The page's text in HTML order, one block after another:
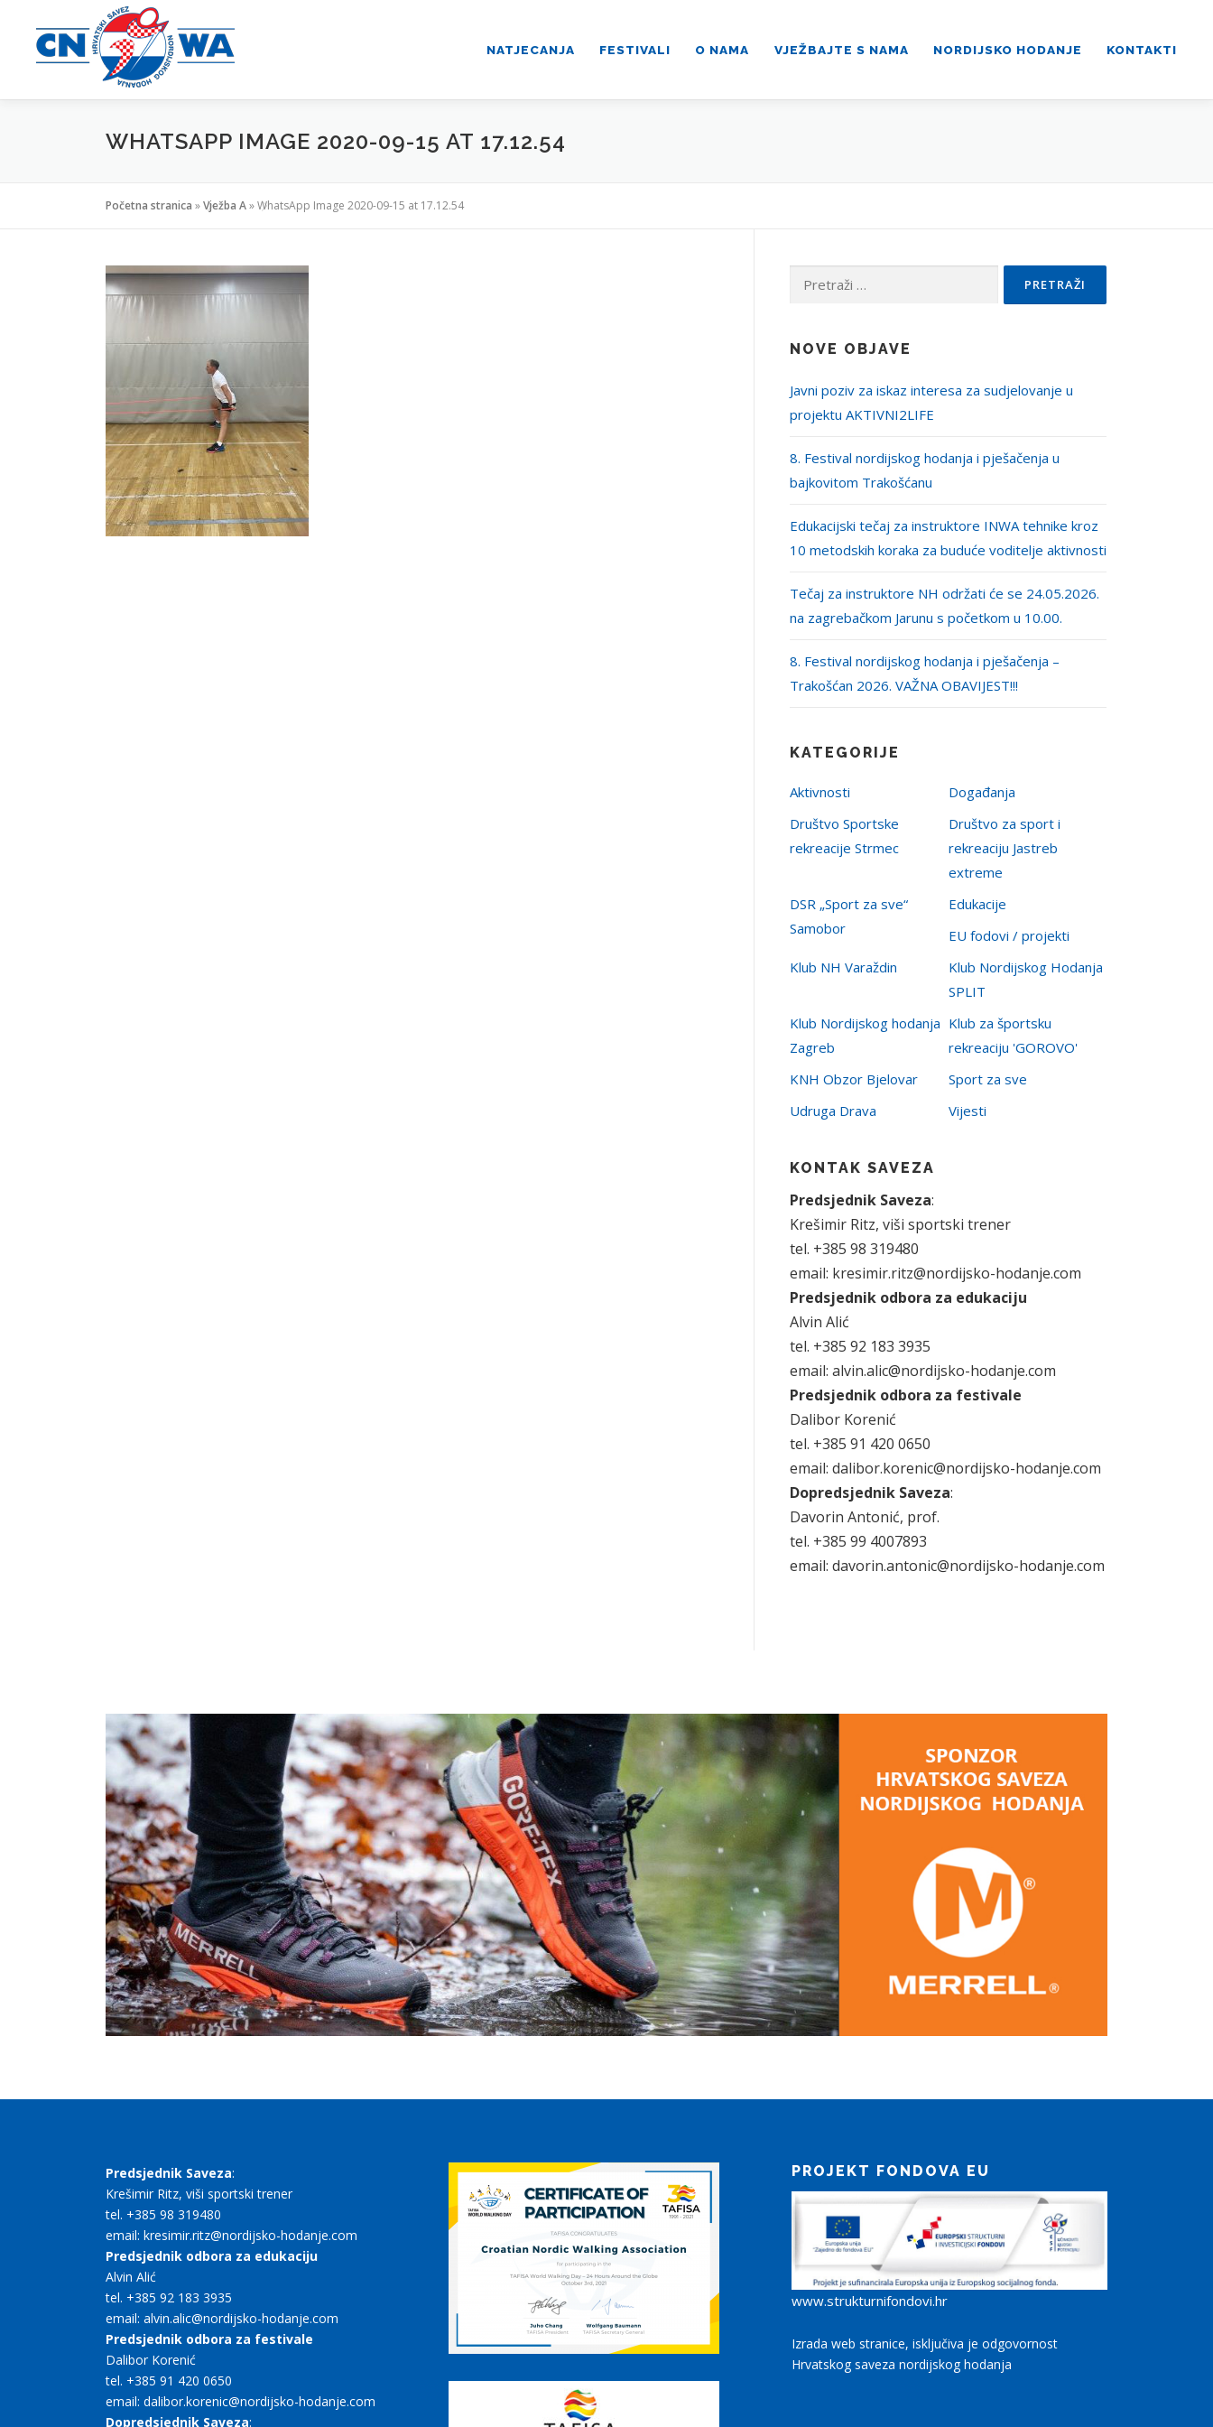
sadržaj
NATJECANJA FESTIVALI O NAMA VJEŽBAJTE S NAMA NORDIJSKO HODANJE KONTAKTI
WHATSAPP IMAGE 2020-09-15 AT 17.12.54
Početna stranica »Vježba A»WhatsApp Image 2020-09-15 at 17.12.54
Pretraži:
NOVE OBJAVE
Javni poziv za iskaz interesa za sudjelovanje u
projektu AKTIVNI2LIFE
8. Festival nordijskog hodanja i pješačenja u
bajkovitom Trakošćanu
Edukacijski tečaj za instruktore INWA tehnike kroz
10 metodskih koraka za buduće voditelje aktivnosti
Tečaj za instruktore NH održati će se 24.05.2026.
na zagrebačkom Jarunu s početkom u 10.00.
8. Festival nordijskog hodanja i pješačenja –
Trakošćan 2026. VAŽNA OBAVIJEST!!!
KATEGORIJE
Aktivnosti
Događanja
Društvo Sportske
rekreacije Strmec
Društvo za sport i
rekreaciju Jastreb
extreme
DSR „Sport za sve“
Samobor
Edukacije
EU fodovi / projekti
Klub NH Varaždin
Klub Nordijskog Hodanja
SPLIT
Klub Nordijskog hodanja
Zagreb
Klub za športsku
rekreaciju 'GOROVO'
KNH Obzor Bjelovar
Sport za sve
Udruga Drava
Vijesti
KONTAK SAVEZA
Predsjednik Saveza:
Krešimir Ritz, viši sportski trener
tel. +385 98 319480
email: kresimir.ritz@nordijsko-hodanje.com
Predsjednik odbora za edukaciju
Alvin Alić
tel. +385 92 183 3935
email: alvin.alic@nordijsko-hodanje.com
Predsjednik odbora za festivale
Dalibor Korenić
tel. +385 91 420 0650
email: dalibor.korenic@nordijsko-hodanje.com
Dopredsjednik Saveza:
Davorin Antonić, prof.
tel. +385 99 4007893
email: davorin.antonic@nordijsko-hodanje.com
Predsjednik Saveza:
Krešimir Ritz, viši sportski trener
tel. +385 98 319480
email: kresimir.ritz@nordijsko-hodanje.com
Predsjednik odbora za edukaciju
Alvin Alić
tel. +385 92 183 3935
email: alvin.alic@nordijsko-hodanje.com
Predsjednik odbora za festivale
Dalibor Korenić
tel. +385 91 420 0650
email: dalibor.korenic@nordijsko-hodanje.com
Dopredsjednik Saveza:
PROJEKT FONDOVA EU
www.strukturnifondovi.hr
Izrada web stranice, isključiva je odgovornost
Hrvatskog saveza nordijskog hodanja